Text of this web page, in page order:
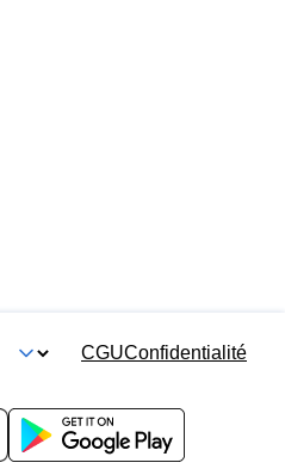
CGUConfidentialité